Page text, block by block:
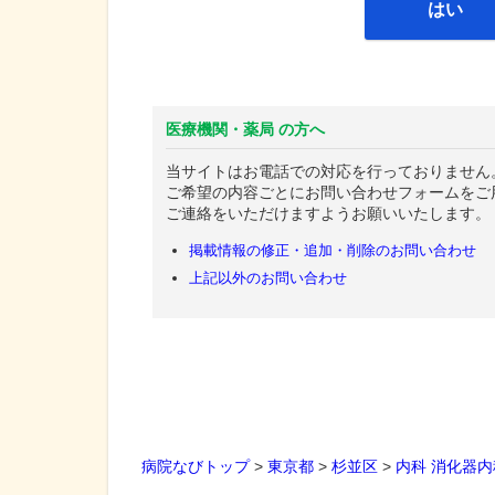
はい
医療機関・薬局 の方へ
当サイトはお電話での対応を行っておりません
ご希望の内容ごとにお問い合わせフォームを
ご連絡をいただけますようお願いいたします。
掲載情報の修正・追加・削除のお問い合わせ
上記以外のお問い合わせ
病院なびトップ> 東京都 > 杉並区 > 内科 消化器